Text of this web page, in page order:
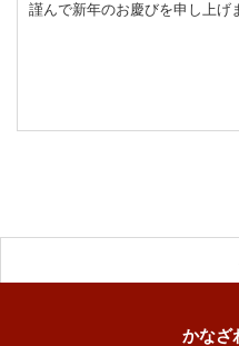
謹んで新年のお慶びを申し上げ
かなざ